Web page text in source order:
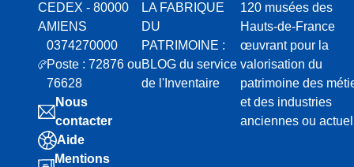
CEDEX - 80000
AMIENS
0374270000
Poste : 72876 ou
76628
Nous
contacter
Aide
Mentions
LA FABRIQUE
DU
PATRIMOINE :
BLOG du service
de l'Inventaire
120 musées des
Hauts-de-France
œuvrant pour la
valorisation du
patrimoine des
et des industries
anciennes ou